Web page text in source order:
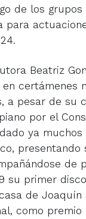
de los grupos
para
Beatriz
certámenes
a pesar de su
por el
ya
presentando
de
su primer
de Joaquín
como premio